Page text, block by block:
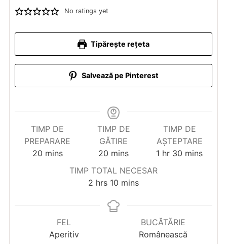
No ratings yet
Tipărește rețeta
Salvează pe Pinterest
TIMP DE
PREPARARE
20minutes
mins
TIMP DE
GĂTIRE
20 minutes
mins
TIMP DE
AȘTEPTARE
1 hour
hr 30 minutes
mins
TIMP TOTAL NECESAR
2 hours
hrs 10 minutes
mins
FEL
Aperitiv
BUCĂTĂRIE
Românească